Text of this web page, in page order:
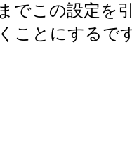
でこの設定を
ことにするで